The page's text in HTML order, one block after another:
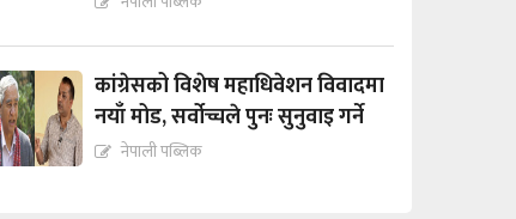
कांग्रेसको विशेष महाधिवेशन विवादमा
नयाँ मोड, सर्वोच्चले पुनः सुनुवाइ गर्ने
नेपाली पब्लिक